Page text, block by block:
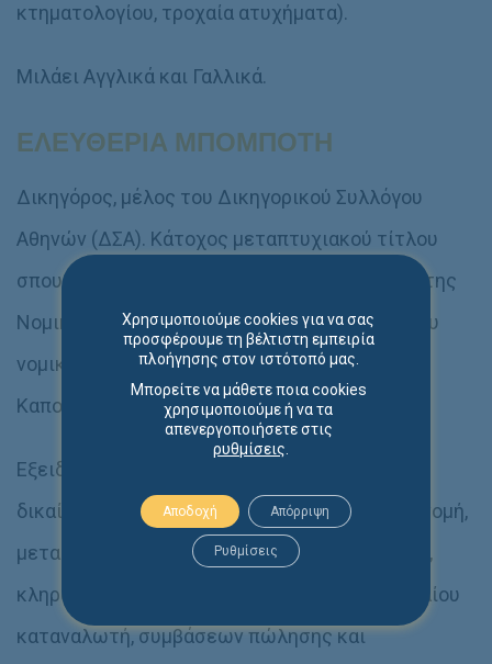
κτηματολογίου, τροχαία ατυχήματα).
Μιλάει Αγγλικά και Γαλλικά.
ΕΛΕΥΘΕΡΙΑ ΜΠΟΜΠΟΤΗ
Δικηγόρος, μέλος του Δικηγορικού Συλλόγου
Αθηνών (ΔΣΑ). Κάτοχος μεταπτυχιακού τίτλου
σπουδών (LLM) στο Αστικό Δίκαιο (Civil Law) της
Νομικής Σχολής Αθηνών του ΕΚΠΑ και πτυχίου
νομικής σχολής (LLB) από το Εθνικό και
Καποδιστριακό Πανεπιστήμιο Αθηνών.
Εξειδικεύεται και ασχολείται με υποθέσεις
δικαίου ακινήτων (δίκαιο Κτηματολογίου, διανομή,
μεταβιβάσεις ακινήτων, γειτονικό δίκαιο κ.ά.),
κληρονομικού και οικογενειακού δικαίου, δικαίου
καταναλωτή, συμβάσεων πώλησης και
Χρησιμοποιούμε cookies για να σας
προσφέρουμε τη βέλτιστη εμπειρία
πλοήγησης στον ιστότοπό μας.
Μπορείτε να μάθετε ποια cookies
χρησιμοποιούμε ή να τα
απενεργοποιήσετε στις
ρυθμίσεις
Αποδοχή Απόρριψη
Ρυθμίσεις